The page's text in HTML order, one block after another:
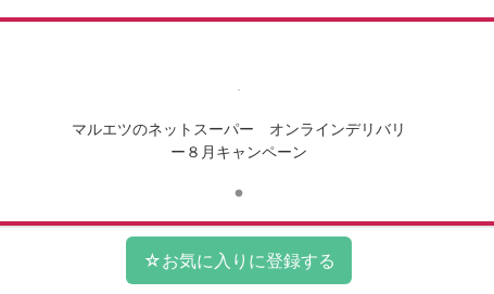
マルエツのネットスーパー オンラインデリバリ
ー８月キャンペーン